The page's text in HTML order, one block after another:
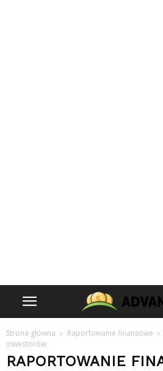
Strona główna Raportowanie finansowe
inwestorów
RAPORTOWANIE